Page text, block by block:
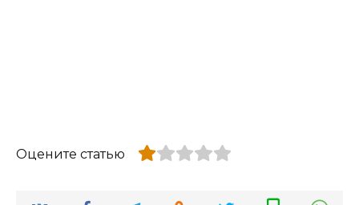
Оцените статью